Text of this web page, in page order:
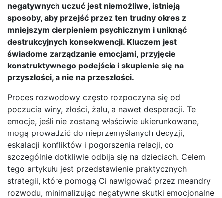
negatywnych uczuć jest niemożliwe, istnieją
sposoby, aby przejść przez ten trudny okres z
mniejszym cierpieniem psychicznym i uniknąć
destrukcyjnych konsekwencji. Kluczem jest
świadome zarządzanie emocjami, przyjęcie
konstruktywnego podejścia i skupienie się na
przyszłości, a nie na przeszłości.
Proces rozwodowy często rozpoczyna się od
poczucia winy, złości, żalu, a nawet desperacji. Te
emocje, jeśli nie zostaną właściwie ukierunkowane,
mogą prowadzić do nieprzemyślanych decyzji,
eskalacji konfliktów i pogorszenia relacji, co
szczególnie dotkliwie odbija się na dzieciach. Celem
tego artykułu jest przedstawienie praktycznych
strategii, które pomogą Ci nawigować przez meandry
rozwodu, minimalizując negatywne skutki emocjonalne